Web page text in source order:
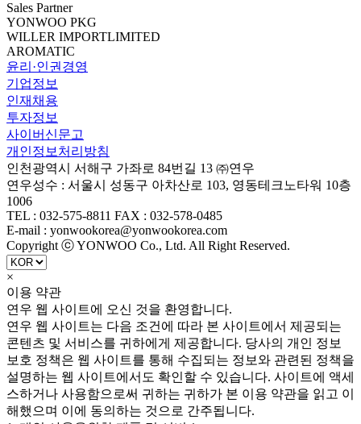
Sales Partner
YONWOO PKG
WILLER IMPORTLIMITED
AROMATIC
윤리·인권경영
기업정보
인재채용
투자정보
사이버신문고
개인정보처리방침
인천광역시 서해구 가좌로 84번길 13 ㈜연우
연우성수 : 서울시 성동구 아차산로 103, 영동테크노타워 10층
1006
TEL : 032-575-8811 FAX : 032-578-0485
E-mail : yonwookorea@yonwookorea.com
Copyright ⓒ YONWOO Co., Ltd. All Right Reserved.
×
이용 약관
연우 웹 사이트에 오신 것을 환영합니다.
연우 웹 사이트는 다음 조건에 따라 본 사이트에서 제공되는
콘텐츠 및 서비스를 귀하에게 제공합니다. 당사의 개인 정보
보호 정책은 웹 사이트를 통해 수집되는 정보와 관련된 정책을
설명하는 웹 사이트에서도 확인할 수 있습니다. 사이트에 액세
스하거나 사용함으로써 귀하는 귀하가 본 이용 약관을 읽고 이
해했으며 이에 동의하는 것으로 간주됩니다.